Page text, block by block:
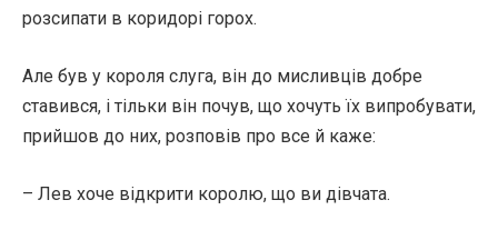
розсипати в коридорі горох.
Але був у короля слуга, він до мисливців добре
ставився, і тільки він почув, що хочуть їх випробувати,
прийшов до них, розповів про все й каже:
– Лев хоче відкрити королю, що ви дівчата.